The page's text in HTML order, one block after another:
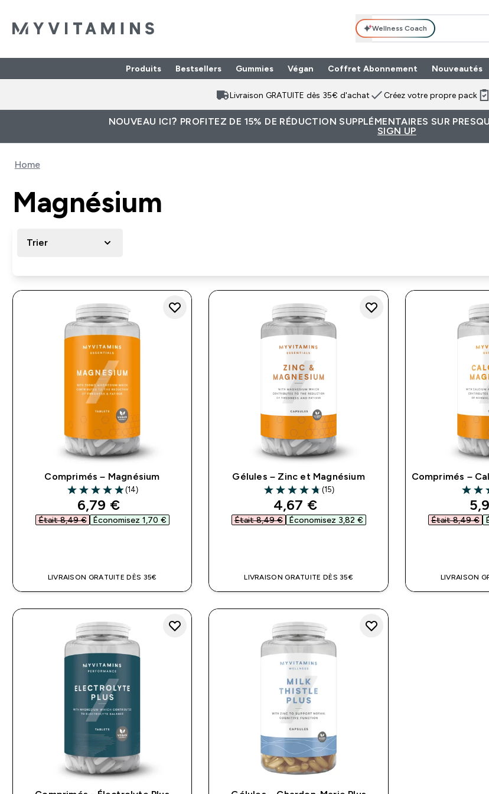
Wellness Coach
Produits Enter Produits submenu
Bestsellers Gummies Végan Coffret Abonnement Nouveautés
Livraison GRATUITE dès 35€ d'achat Créez votre propre pack
NOUVEAU ICI? PROFITEZ DE 15% DE RÉDUCTION SUPPLÉMENTAIRES SUR
SIGN UP
Home
Magnésium
Trier
Comprimés – Magnésium
4.93 out of 5 stars
(14)
discounted price
6,79 €‎
Était 8,49 €‎ Économisez 1,70 €‎
LIVRAISON GRATUITE DÈS 35€
Gélules – Zinc et Magnésium
4.73 out of 5 stars
(15)
discounted price
4,67 €‎
Était 8,49 €‎ Économisez 3,82 €‎
LIVRAISON GRATUITE DÈS 35€
Comprimés –
4.57
Était 8,49 €‎
LIVRAISON